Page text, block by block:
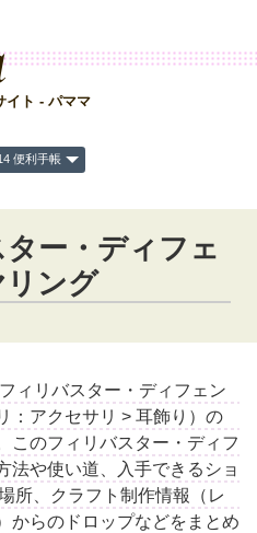
イト - パママ
便利手帳
ー・ディフェ
リング
ィリバスター・ディフェン
：アクセサリ > 耳飾り）の
このフィリバスター・ディフ
法や使い道、入手できるショ
所、クラフト制作情報（レ
からのドロップなどをまとめ